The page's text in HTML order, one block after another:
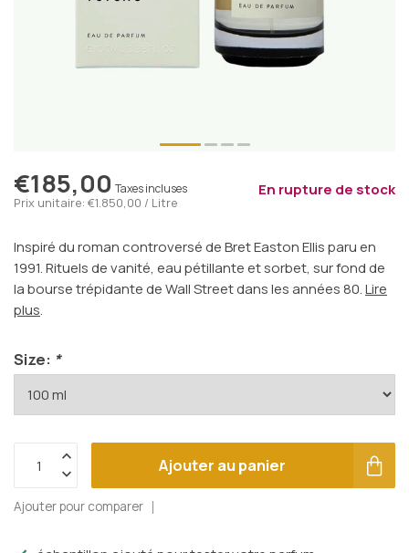
€185,00 Taxes incluses
Prix unitaire: €1.850,00 / Litre
En rupture de stock
Inspiré du roman controversé de Bret Easton Ellis paru en
1991. Rituels de vanité, eau pétillante et sorbet, sur fond de
la bourse trépidante de Wall Street dans les années 80.Lire
plus.
Size: *
Ajouter au panier
Ajouter pour comparer